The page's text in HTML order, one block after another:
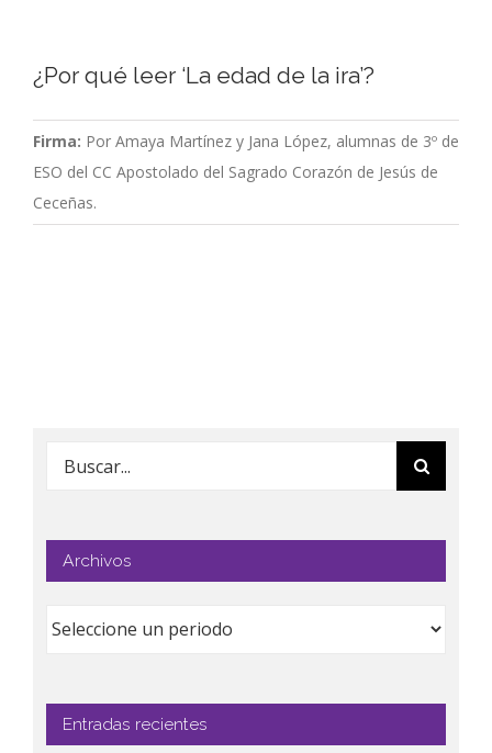
¿Por qué leer ‘La edad de la ira’?
Firma: Por Amaya Martínez y Jana López, alumnas de 3º de
ESO del CC Apostolado del Sagrado Corazón de Jesús de
Ceceñas.
Buscar:
Archivos
Entradas recientes